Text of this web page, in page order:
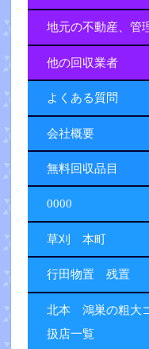
地元の不動産、管
他の回収業者
よくある質問
会社概要
無料回収品目
0000
草刈 本町
行田物置 残置
北本 鴻巣の粗大
扱店一覧